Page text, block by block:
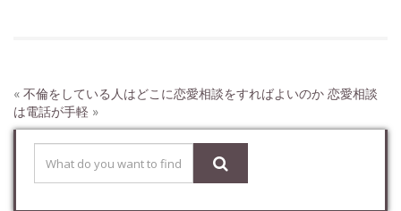
« 不倫をしている人はどこに恋愛相談をすればよいのか 恋愛相談
は電話が手軽 »